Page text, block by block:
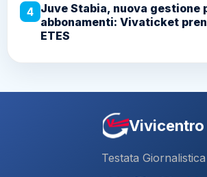
4 Juve Stabia, nuova gestione
abbonamenti: Vivaticket
ETES
Vivicentro
Testata Giornalistica